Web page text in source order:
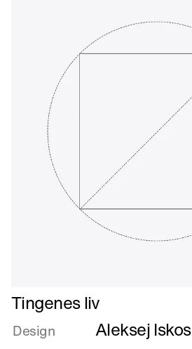
Læs
mere
om
Tingenes liv
Design Aleksej Iskos